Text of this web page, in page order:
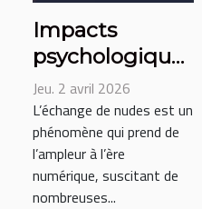
Impacts
psychologiques
de l'échange
de nudes chez
les femmes
Jeu. 2 avril 2026
L’échange de nudes est un
phénomène qui prend de
l’ampleur à l’ère
numérique, suscitant de
nombreuses...